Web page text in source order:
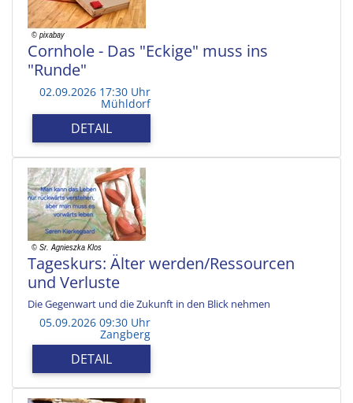
Cornhole - Das "Eckige" muss ins
"Runde"
02.09.2026 17:30 Uhr
Mühldorf
DETAIL
Tageskurs: Älter werden/Ressourcen
und Verluste
Die Gegenwart und die Zukunft in den Blick nehmen
05.09.2026 09:30 Uhr
Zangberg
DETAIL